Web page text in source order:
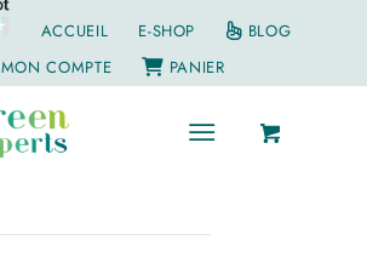
ACCUEIL E-SHOP
BLOG
MON COMPTE
PANIER